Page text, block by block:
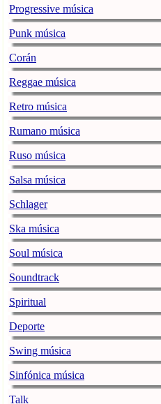
Progressive música
Punk música
Corán
Reggae música
Retro música
Rumano música
Ruso música
Salsa música
Schlager
Ska música
Soul música
Soundtrack
Spiritual
Deporte
Swing música
Sinfónica música
Talk